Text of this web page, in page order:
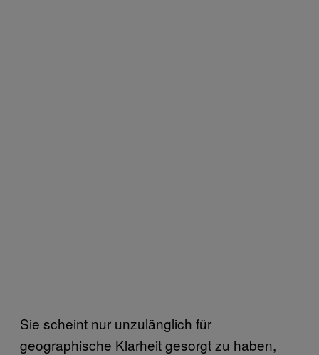
Sie scheint nur unzulänglich für
geographische Klarheit gesorgt zu haben,